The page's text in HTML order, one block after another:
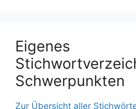
Eigenes
Schwerpunkten
Zur Übersicht aller